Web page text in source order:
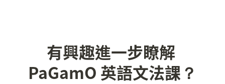
有興趣進一步瞭解
PaGamO 英語文法課？